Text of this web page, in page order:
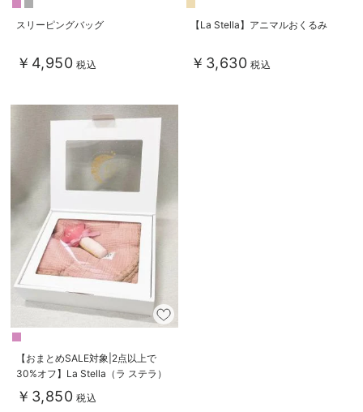
スリーピングバッグ
￥4,950 税込
【La Stella】アニマルおくるみ
￥3,630 税込
【おまとめSALE対象|2点以上で
30%オフ】La Stella（ラ ステラ）
ブランケット＆ラトル 2点ボック
スギフトセット
￥3,850 税込